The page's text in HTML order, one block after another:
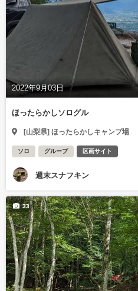
2022年9月03日
ほったらかしソログル
[山梨県] ほったらかしキャンプ場
ソロ グループ 区画サイト
週末スナフキン
33